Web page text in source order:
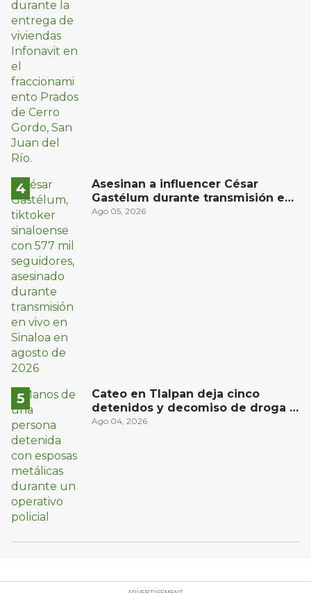
Asesinan a influencer César
Gastélum durante transmisión en
vivo en Sinaloa
Ago 05, 2026
Cateo en Tlalpan deja cinco
detenidos y decomiso de droga y
un arma
Ago 04, 2026